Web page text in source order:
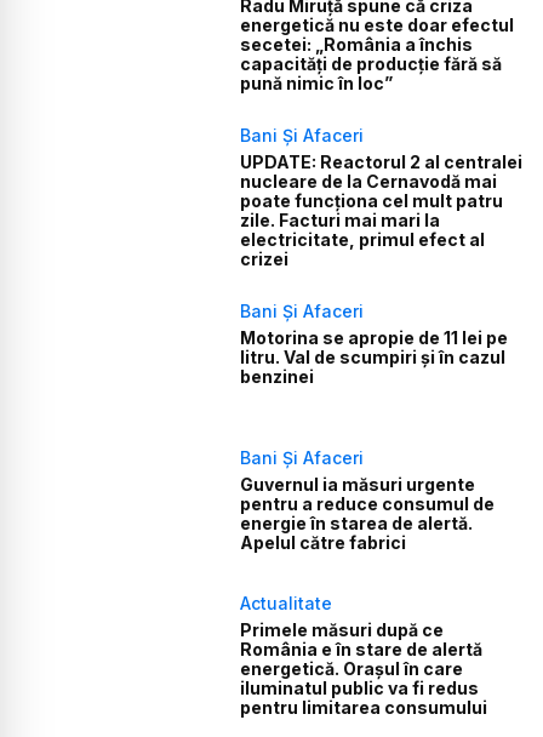
Radu Miruță spune că criza
energetică nu este doar efectul
secetei: „România a închis
capacități de producție fără să
pună nimic în loc”
Bani Și Afaceri
UPDATE: Reactorul 2 al centralei
nucleare de la Cernavodă mai
poate funcționa cel mult patru
zile. Facturi mai mari la
electricitate, primul efect al
crizei
Bani Și Afaceri
Motorina se apropie de 11 lei pe
litru. Val de scumpiri și în cazul
benzinei
Bani Și Afaceri
Guvernul ia măsuri urgente
pentru a reduce consumul de
energie în starea de alertă.
Apelul către fabrici
Actualitate
Primele măsuri după ce
România e în stare de alertă
energetică. Orașul în care
iluminatul public va fi redus
pentru limitarea consumului